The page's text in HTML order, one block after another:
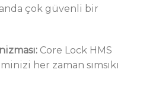
çok güvenli bir
Core Lock HMS
her zaman sımsıkı